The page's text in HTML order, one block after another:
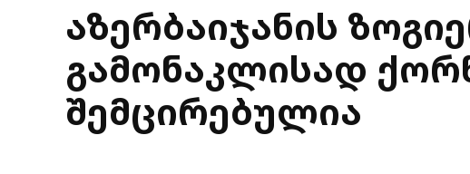
აზერბაიჯანის
გამონაკლისად
შემცირებულია